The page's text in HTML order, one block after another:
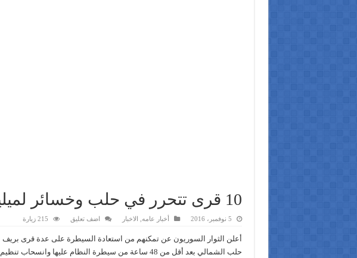
10 قرى تتحرر في حلب وخسائر لميليشيات إيران
5 نوفمبر، 2016 أخبار عامه الاخبار اضف تعليق 215 زيارة
أعلن الثوار السوريون عن تمكنهم من استعادة السيطرة على عدة قرى بريف
حلب الشمالي بعد أقل من 48 ساعة من سيطرة النظام عليها وانسحاب تنظيم